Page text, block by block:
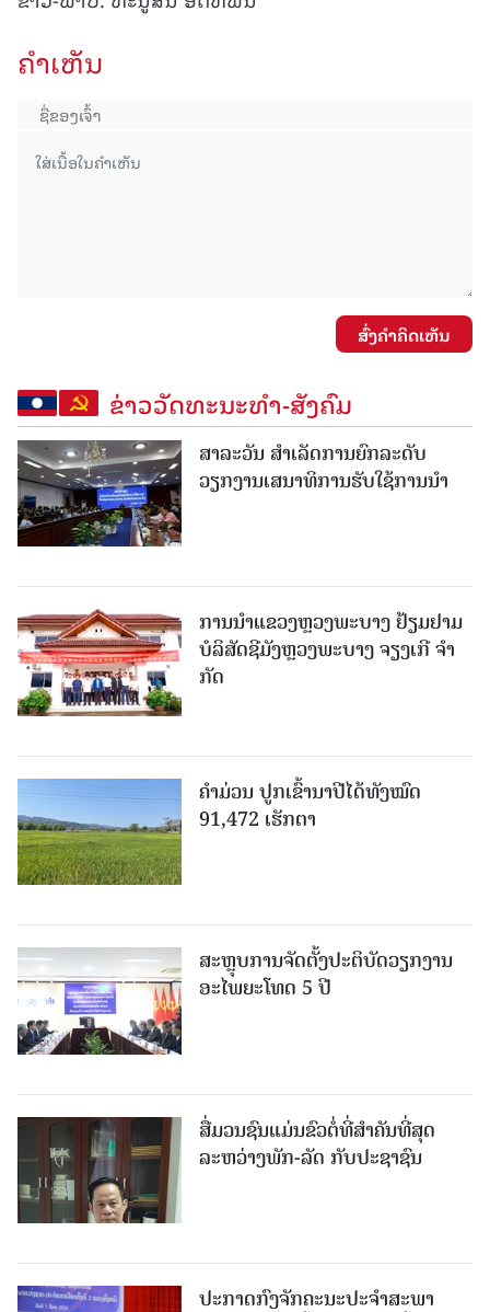
ຄໍາເຫັນ
ສົ່ງຄໍາຄິດເຫັນ
ຂ່າວວັດທະນະທຳ-ສັງຄົມ
ສາລະວັນ ສໍາເລັດການຍົກລະດັບ
ວຽກງານເສນາທິການຮັບໃຊ້ການນໍາ
ການນຳແຂວງຫຼວງພະບາງ ຢ້ຽມ​ຢາມ
ບໍ​ລິ​ສັດຊີມັງຫຼວງພະບາງ ຈຽງເກີ ຈໍາ
ກັດ
ຄໍາມ່ວນ ປູກເຂົ້ານາປີໄດ້ທັງໝົດ
91,472 ເຮັກຕາ
ສະຫຼຸບການຈັດຕັ້ງປະຕິບັດວຽກງານ
ອະໄພຍະໂທດ 5 ປີ
ສື່ມວນຊົນແມ່ນຂົວຕໍ່ທີ່ສໍາຄັນທີ່ສຸດ
ລະຫວ່າງພັກ-ລັດ ກັບປະຊາຊົນ
ປະກາດກົງຈັກຄະນະປະຈໍາສະພາ